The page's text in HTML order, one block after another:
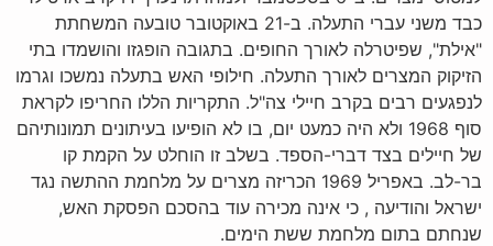
כבד משני עברי התעלה. ב-21 באוקטובר טובעה המשחתת
"אילת", שפיטרלה לאורך החופים. בתגובה הופגזו והושמדו בתי
הזיקוק המצרים לאורך התעלה. חילופי האש בתעלה נמשכו וגרמו
לנפגעים רבים בקרב חיילי צה"ל. התקריות הללו החריפו לקראת
סוף 1968 ולא היה כמעט יום, בו לא הופיעו בעיתונים תמונותיהם
של חיילים בצד דברי-הספד. בשלב זו הוחלט על הקמת קו
בר-לב. באפריל 1969 הכריזה מצרים על מלחמת ההתשה נגד
ישראל והודיעה , כי אינה מכירה עוד בהסכם הפסקת האש,
שנחתם בתום מלחמת ששת הימים.